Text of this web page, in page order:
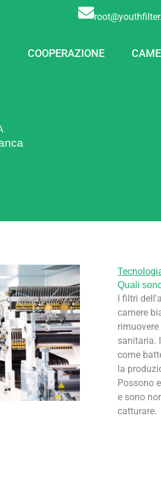
COOPERAZIONE
Quali
I filtri
camere
sanitaria.
come
la
Possono
e sono
catturare.